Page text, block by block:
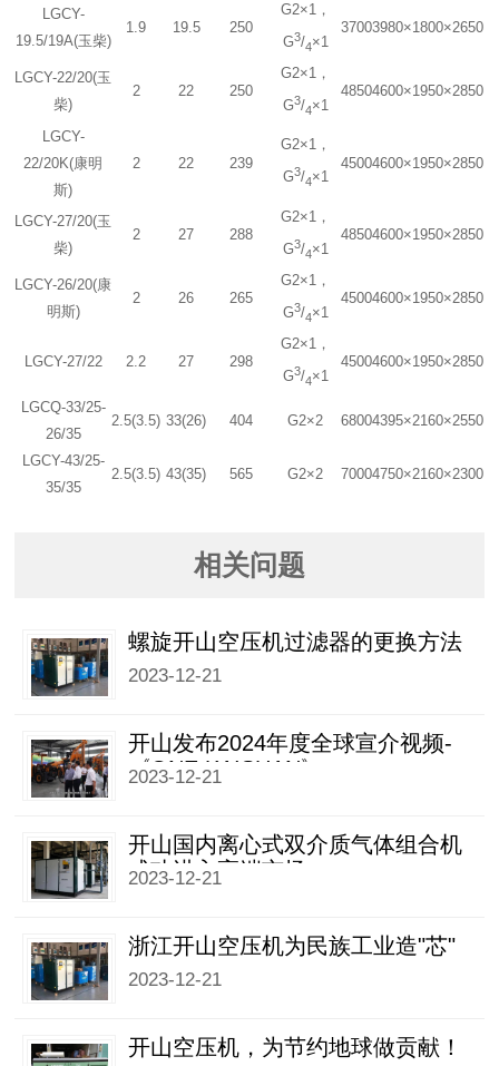
LGCY-
19.5/19A(玉柴)
1.9 19.5 250
G2×1，
G3/4×1
37003980×1800×2650
LGCY-22/20(玉
柴)
2 22 250
G2×1，
G3/4×1
48504600×1950×2850
LGCY-
22/20K(康明
斯)
2 22 239
G2×1，
G3/4×1
45004600×1950×2850
LGCY-27/20(玉
柴)
2 27 288
G2×1，
G3/4×1
48504600×1950×2850
LGCY-26/20(康
明斯)
2 26 265
G2×1，
G3/4×1
45004600×1950×2850
LGCY-27/22 2.2 27 298
G2×1，
G3/4×1
45004600×1950×2850
LGCQ-33/25-
26/35
2.5(3.5) 33(26) 404 G2×2 68004395×2160×2550
LGCY-43/25-
35/35
2.5(3.5) 43(35) 565 G2×2 70004750×2160×2300
相关问题
螺旋开山空压机过滤器的更换方法
2023-12-21
开山发布2024年度全球宣介视频-
《ONE KAISHAN》
2023-12-21
开山国内离心式双介质气体组合机
成功进入高端市场
2023-12-21
浙江开山空压机为民族工业造"芯"
2023-12-21
开山空压机，为节约地球做贡献！